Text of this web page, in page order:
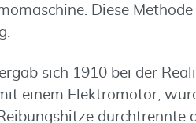
Diese
sich 1910 bei der
einem Elektromotor,
durchtrennte